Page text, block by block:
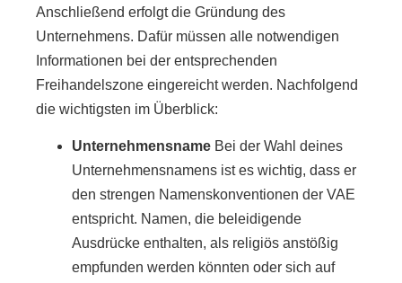
Anschließend erfolgt die Gründung des
Unternehmens. Dafür müssen alle notwendigen
Informationen bei der entsprechenden
Freihandelszone eingereicht werden. Nachfolgend
die wichtigsten im Überblick:
Unternehmensname Bei der Wahl deines
Unternehmensnamens ist es wichtig, dass er
den strengen Namenskonventionen der VAE
entspricht. Namen, die beleidigende
Ausdrücke enthalten, als religiös anstößig
empfunden werden könnten oder sich auf